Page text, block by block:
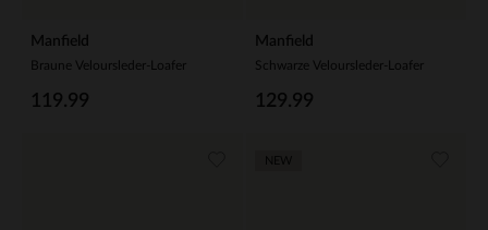
Manfield
Braune Veloursleder-Loafer
119.99
Manfield
Schwarze Veloursleder-Loafer
129.99